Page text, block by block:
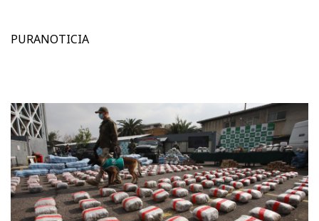
PURANOTICIA